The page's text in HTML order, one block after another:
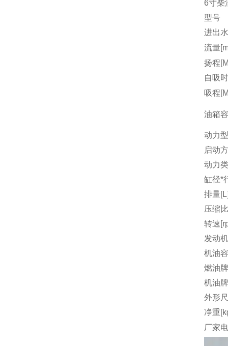
6寸柴
型号
进出
流量
扬程
自吸
吸程
油箱
动力
启动
动力
缸径*
排量
压缩比
转速
发动
机油
燃油
机油
外形
净重
厂家